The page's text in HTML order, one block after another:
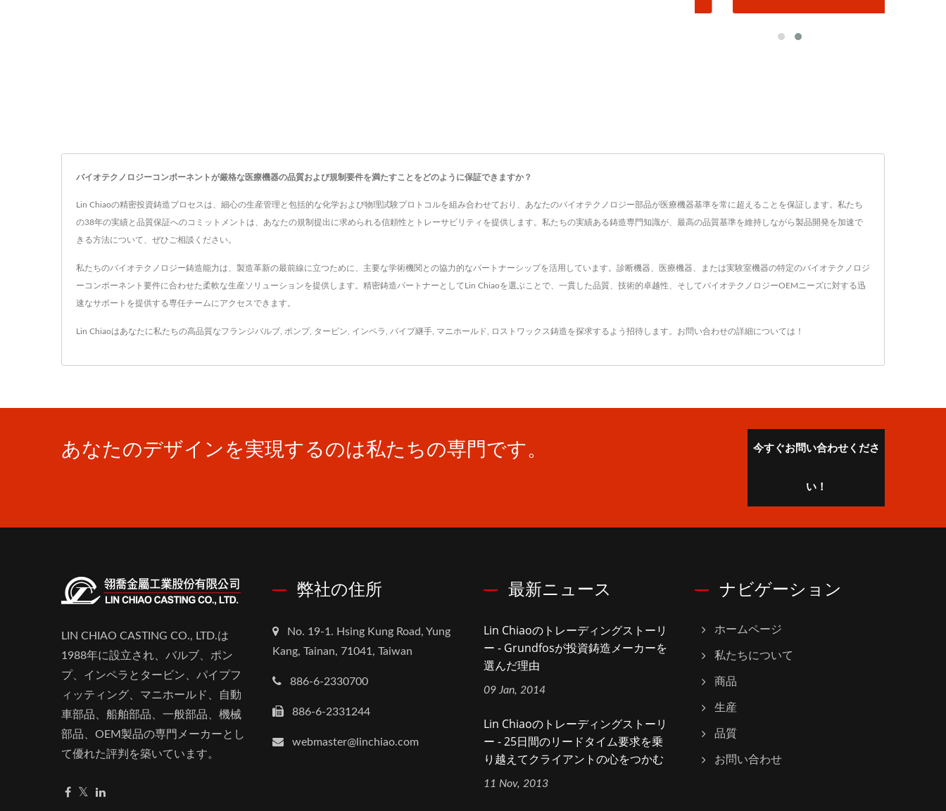
バイオテクノロジーコンポーネントが厳格な医療機器の品質および規制要件を満たすことをどのように保証できますか？
Lin Chiaoの精密投資鋳造プロセスは、細心の生産管理と包括的な化学および物理試験プロトコルを組み合わせており、あなたのバイオテクノロジー部品が医療機器基準を常に超えることを保証します。私たち
の38年の実績と品質保証へのコミットメントは、あなたの規制提出に求められる信頼性とトレーサビリティを提供します。私たちの実績ある鋳造専門知識が、最高の品質基準を維持しながら製品開発を加速で
きる方法について、ぜひご相談ください。
私たちのバイオテクノロジー鋳造能力は、製造革新の最前線に立つために、主要な学術機関との協力的なパートナーシップを活用しています。診断機器、医療機器、または実験室機器の特定のバイオテクノロジ
ーコンポーネント要件に合わせた柔軟な生産ソリューションを提供します。精密鋳造パートナーとしてLin Chiaoを選ぶことで、一貫した品質、技術的卓越性、そしてバイオテクノロジーOEMニーズに対する迅
速なサポートを提供する専任チームにアクセスできます。
Lin Chiaoはあなたに私たちの高品質なフランジバルブ ポンプ タービン インペラ パイプ継手 マニホールド ロストワックス鋳造を探求するよう招待します。 お問い合わせの詳細については！
あなたのデザインを実現するのは私たちの専門です。 今すぐお問い合わせくださ
い！
LIN CHIAO CASTING CO., LTD.は
1988年に設立され、バルブ、ポン
プ、インペラとタービン、パイプフ
ィッティング、マニホールド、自動
車部品、船舶部品、一般部品、機械
部品、OEM製品の専門メーカーとし
て優れた評判を築いています。
弊社の住所
No. 19-1. Hsing Kung Road, Yung
Kang, Tainan, 71041, Taiwan
886-6-2330700
886-6-2331244
webmaster@linchiao.com
最新ニュース
Lin Chiaoのトレーディングストーリ
ー - Grundfosが投資鋳造メーカーを
選んだ理由
09 Jan, 2014
Lin Chiaoのトレーディングストーリ
ー - 25日間のリードタイム要求を乗
り越えてクライアントの心をつかむ
11 Nov, 2013
ナビゲーション
ホームページ
私たちについて
商品
生産
品質
お問い合わせ